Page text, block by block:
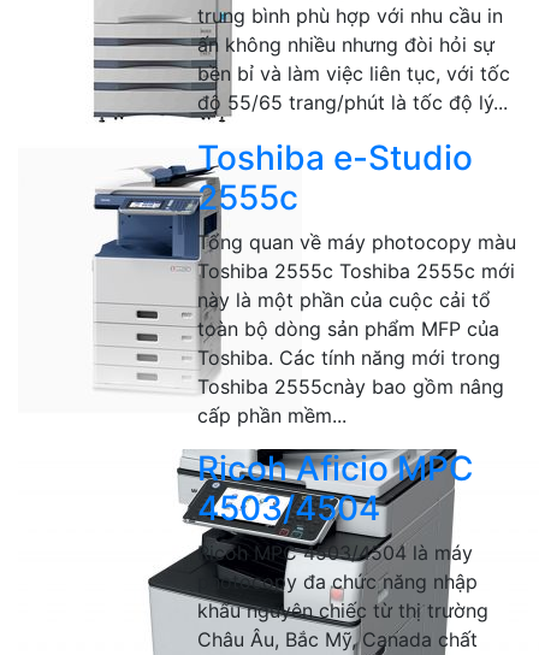
trung bình phù hợp với nhu cầu in
ấn không nhiều nhưng đòi hỏi sự
bền bỉ và làm việc liên tục, với tốc
độ 55/65 trang/phút là tốc độ lý...
Toshiba e-Studio
2555c
Tổng quan về máy photocopy màu
Toshiba 2555c Toshiba 2555c mới
này là một phần của cuộc cải tổ
toàn bộ dòng sản phẩm MFP của
Toshiba. Các tính năng mới trong
Toshiba 2555cnày bao gồm nâng
cấp phần mềm...
Ricoh Aficio MPC
4503/4504
Ricoh MPC 4503/4504 là máy
photocopy đa chức năng nhập
khẩu nguyên chiếc từ thị trường
Châu Âu, Bắc Mỹ, Canada chất